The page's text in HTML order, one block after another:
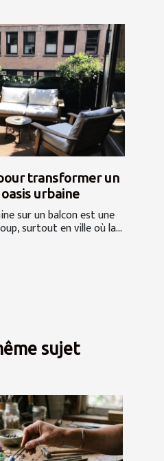
transformer un
urbaine
sur un balcon est une
surtout en ville où la...
sujet